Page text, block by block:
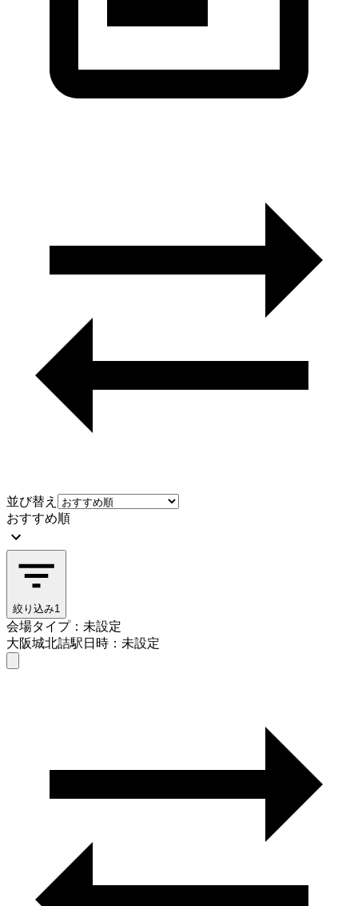
並び替え
おすすめ順
絞り込み1
会場タイプ：未設定
大阪城北詰駅日時：未設定